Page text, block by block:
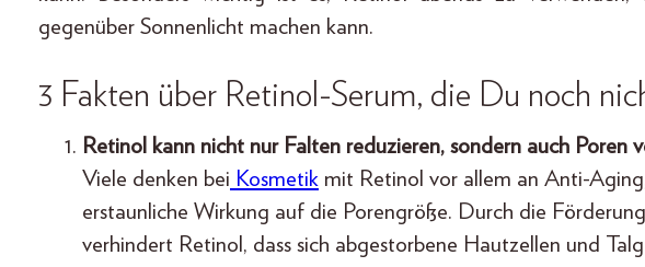
gegenüber Sonnenlicht machen kann.
3 Fakten über Retinol-Serum, die Du noch
Retinol kann nicht nur Falten reduzieren, sondern auch Poren
Viele denken bei Kosmetik mit Retinol vor allem an Anti-
erstaunliche Wirkung auf die Porengröße. Durch die
verhindert Retinol, dass sich abgestorbene Hautzellen und